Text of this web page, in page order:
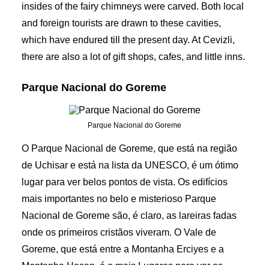
insides of the fairy chimneys were carved. Both local
and foreign tourists are drawn to these cavities,
which have endured till the present day. At Cevizli,
there are also a lot of gift shops, cafes, and little inns.
Parque Nacional do Goreme
Parque Nacional do Goreme
O Parque Nacional de Goreme, que está na região
de Uchisar e está na lista da UNESCO, é um ótimo
lugar para ver belos pontos de vista. Os edifícios
mais importantes no belo e misterioso Parque
Nacional de Goreme são, é claro, as lareiras fadas
onde os primeiros cristãos viveram. O Vale de
Goreme, que está entre a Montanha Erciyes e a